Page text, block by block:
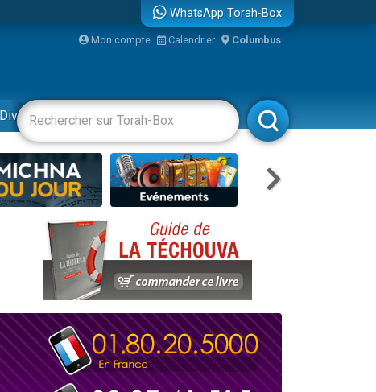
WhatsApp Torah-Box
Mon compte Calendrier Columbus
Divertissements Livres Rabbanim